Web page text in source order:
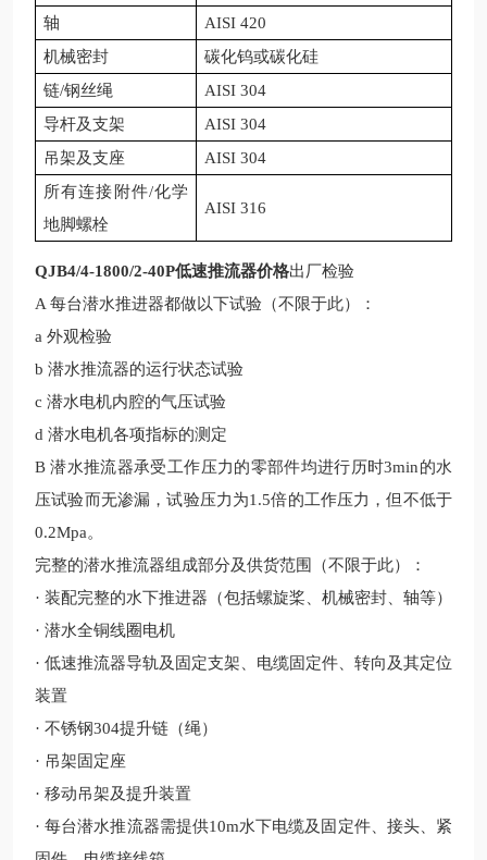
轴
AISI 420
机械密封
碳化钨或碳化硅
链/钢丝绳
AISI 304
导杆及支架
AISI 304
吊架及支座
AISI 304
所有连接附件/化学
地脚螺栓
AISI 316
QJB4/4-1800/2-40P低速推流器价格出厂检验
A 每台潜水推进器都做以下试验（不限于此）：
a 外观检验
b 潜水推流器的运行状态试验
c 潜水电机内腔的气压试验
d 潜水电机各项指标的测定
B潜水推流器承受工作压力的零部件均进行历时3min的水
压试验而无渗漏，试验压力为1.5倍的工作压力，但不低于
0.2Mpa。
完整的潜水推流器组成部分及供货范围（不限于此）：
· 装配完整的水下推进器（包括螺旋桨、机械密封、轴等）
· 潜水全铜线圈电机
· 低速推流器导轨及固定支架、电缆固定件、转向及其定位
装置
· 不锈钢304提升链（绳）
· 吊架固定座
· 移动吊架及提升装置
· 每台潜水推流器需提供10m水下电缆及固定件、接头、紧